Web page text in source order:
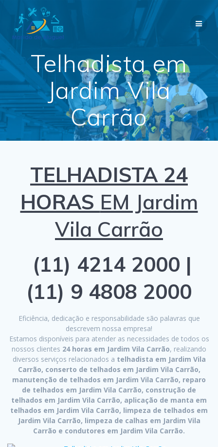
Telhadista em
Jardim Vila
Carrão
TELHADISTA 24
HORAS EM Jardim
Vila Carrão
(11) 4214 2000 |
(11) 9 4808 2000
Eficiência, dedicação e responsabilidade são palavras que
descrevem nossa empresa!
Estamos disponíveis para atender as necessidades de todos os
nossos clientes 24 horas em Jardim Vila Carrão, realizando
diversos serviços relacionados a telhadista em Jardim Vila
Carrão, conserto de telhados em Jardim Vila Carrão,
manutenção de telhados em Jardim Vila Carrão, reparo
de telhados em Jardim Vila Carrão, construção de
telhados em Jardim Vila Carrão, aplicação de manta em
telhados em Jardim Vila Carrão, limpeza de telhados em
Jardim Vila Carrão, limpeza de calhas em Jardim Vila
Carrão e condutores em Jardim Vila Carrão.